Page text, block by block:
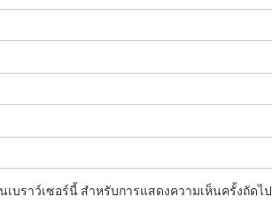
บราว์เซอร์นี้ สำหรับการแสดงความเห็นครั้งถัดไป